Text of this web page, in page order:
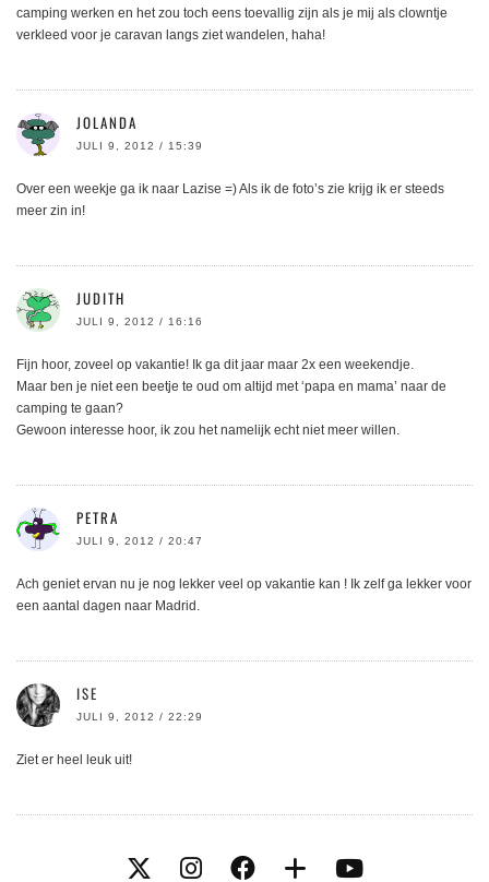
camping werken en het zou toch eens toevallig zijn als je mij als clowntje
verkleed voor je caravan langs ziet wandelen, haha!
JOLANDA
JULI 9, 2012 / 15:39
Over een weekje ga ik naar Lazise =) Als ik de foto’s zie krijg ik er steeds
meer zin in!
JUDITH
JULI 9, 2012 / 16:16
Fijn hoor, zoveel op vakantie! Ik ga dit jaar maar 2x een weekendje.
Maar ben je niet een beetje te oud om altijd met ‘papa en mama’ naar de
camping te gaan?
Gewoon interesse hoor, ik zou het namelijk echt niet meer willen.
PETRA
JULI 9, 2012 / 20:47
Ach geniet ervan nu je nog lekker veel op vakantie kan ! Ik zelf ga lekker voor
een aantal dagen naar Madrid.
ISE
JULI 9, 2012 / 22:29
Ziet er heel leuk uit!